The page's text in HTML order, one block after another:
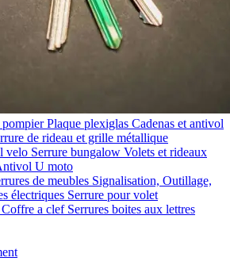
pompierPlaque plexiglas Cadenas et antivol
de rideau et grille métallique
velo Serrure bungalow Volets et rideaux
U moto
de meubles Signalisation, Outillage,
électriques Serrure pour volet
Coffre a clef Serrures boites aux lettres